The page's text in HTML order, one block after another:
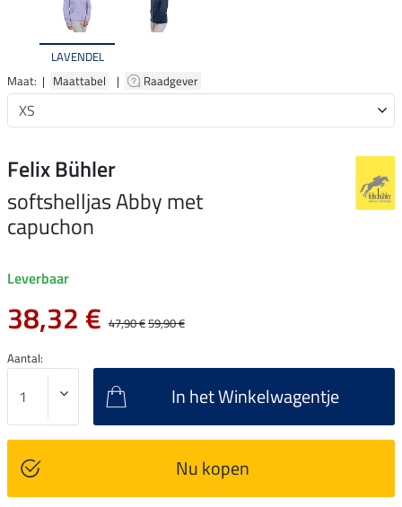
LAVENDEL
Maat: | Maattabel | Raadgever
Felix Bühler
softshelljas Abby met
capuchon
Leverbaar
38,32 € 47,90 €59,90 €
Aantal:
In het Winkelwagentje
Nu kopen